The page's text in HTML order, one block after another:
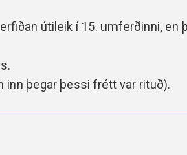
útileik í 15. umferðinni,
inn þegar þessi frétt var rituð).